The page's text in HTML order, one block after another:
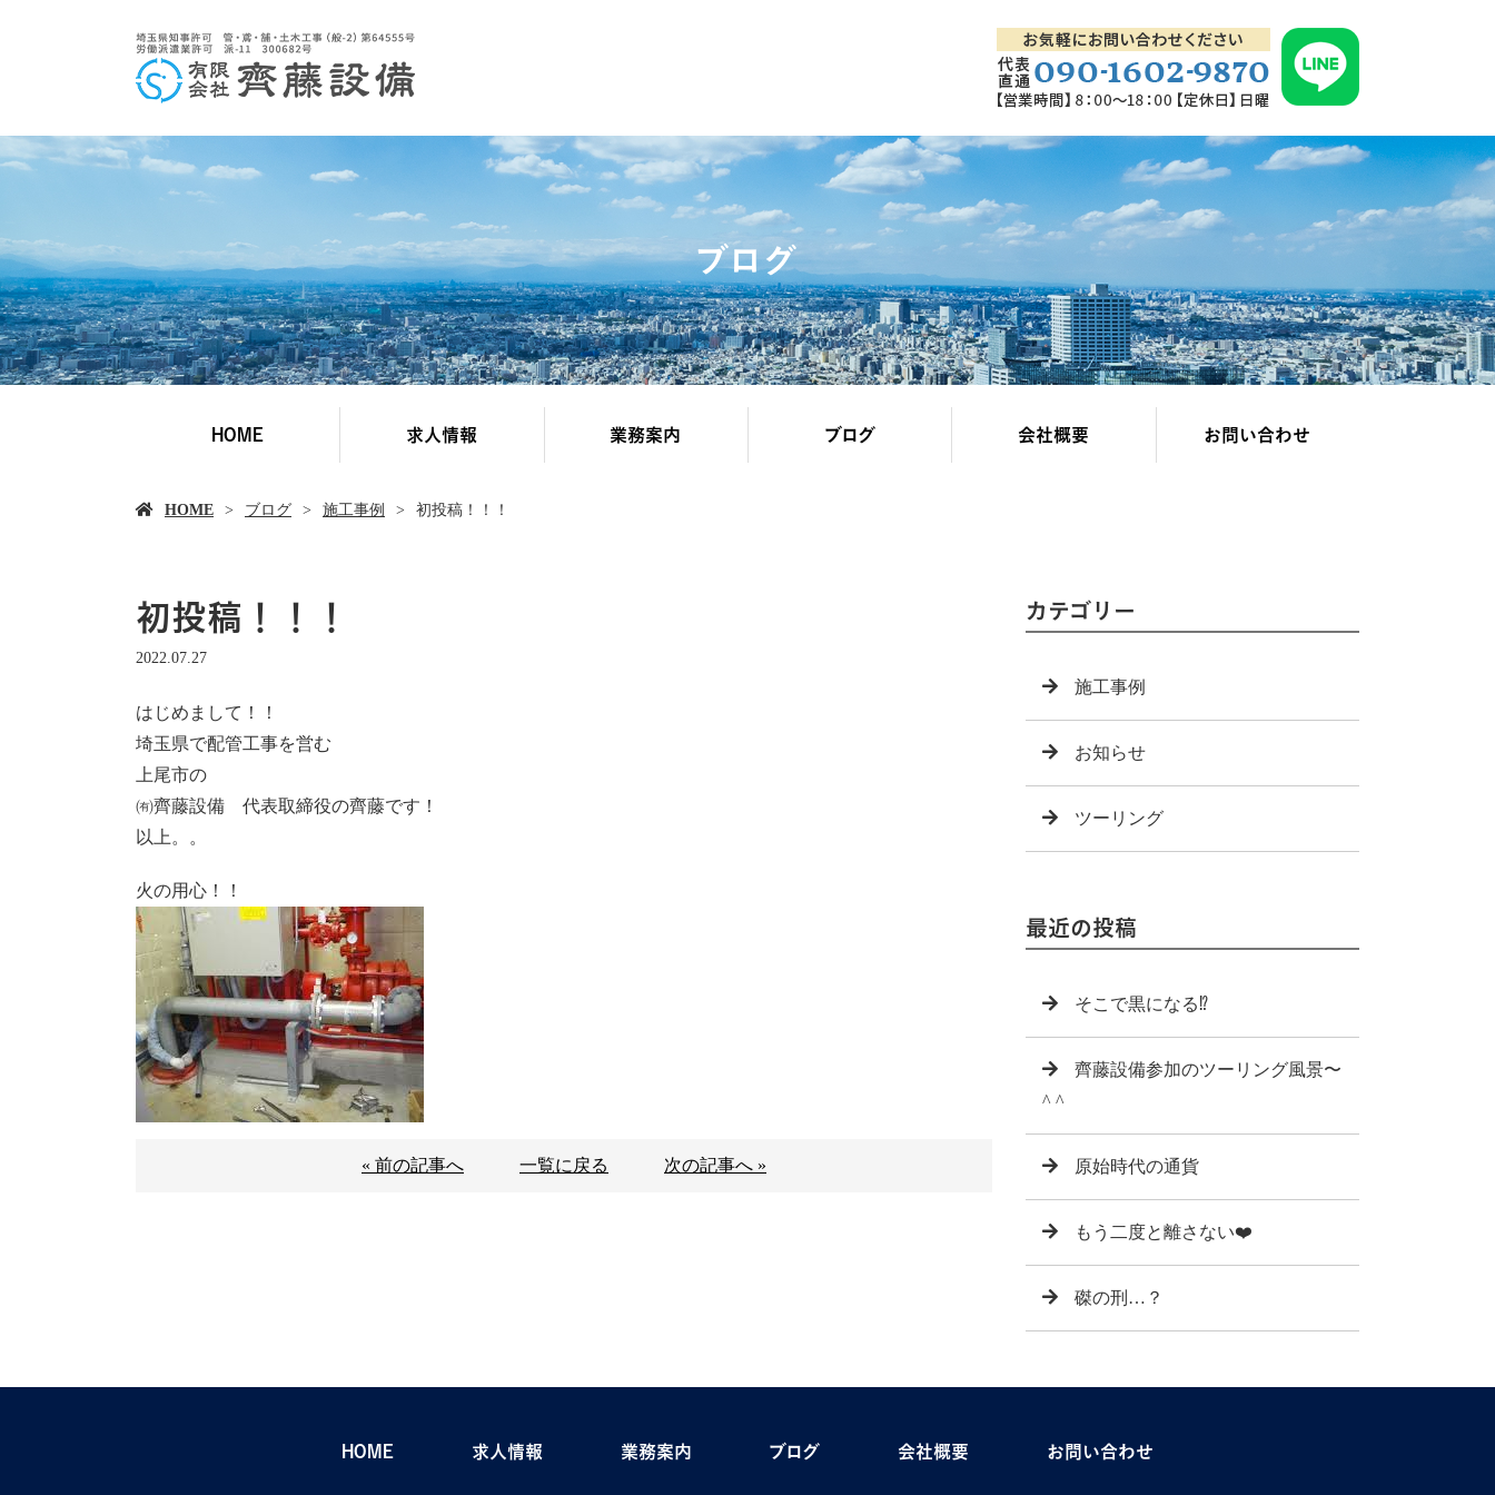
ブログ
HOME 求人情報 業務案内 ブログ 会社概要 お問い合わせ
HOME ブログ 施工事例 初投稿！！！
初投稿！！！
2022.07.27
はじめまして！！
埼玉県で配管工事を営む
上尾市の
㈲齊藤設備 代表取締役の齊藤です！
以上。。
火の用心！！
« 前の記事へ 一覧に戻る 次の記事へ »
カテゴリー
施工事例
お知らせ
ツーリング
最近の投稿
そこで黒になる⁉️
齊藤設備参加のツーリング風景〜
^ ^
原始時代の通貨
もう二度と離さない❤️
磔の刑…？
HOME 求人情報 業務案内 ブログ 会社概要 お問い合わせ